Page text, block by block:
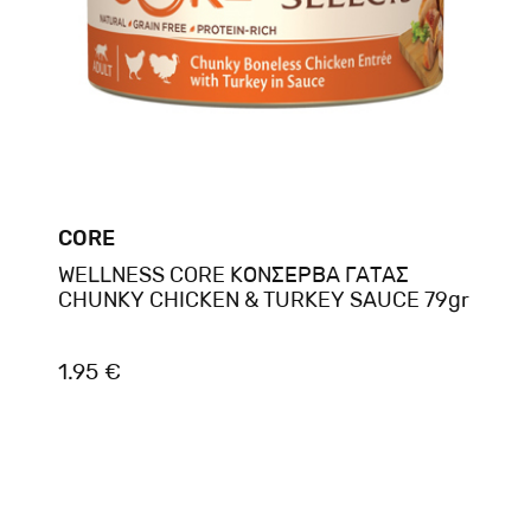
CORE
WELLNESS CORE ΚΟΝΣΕΡΒΑ ΓΑΤΑΣ
CHUNKY CHICKEN & TURKEY SAUCE 79gr
1.95 €